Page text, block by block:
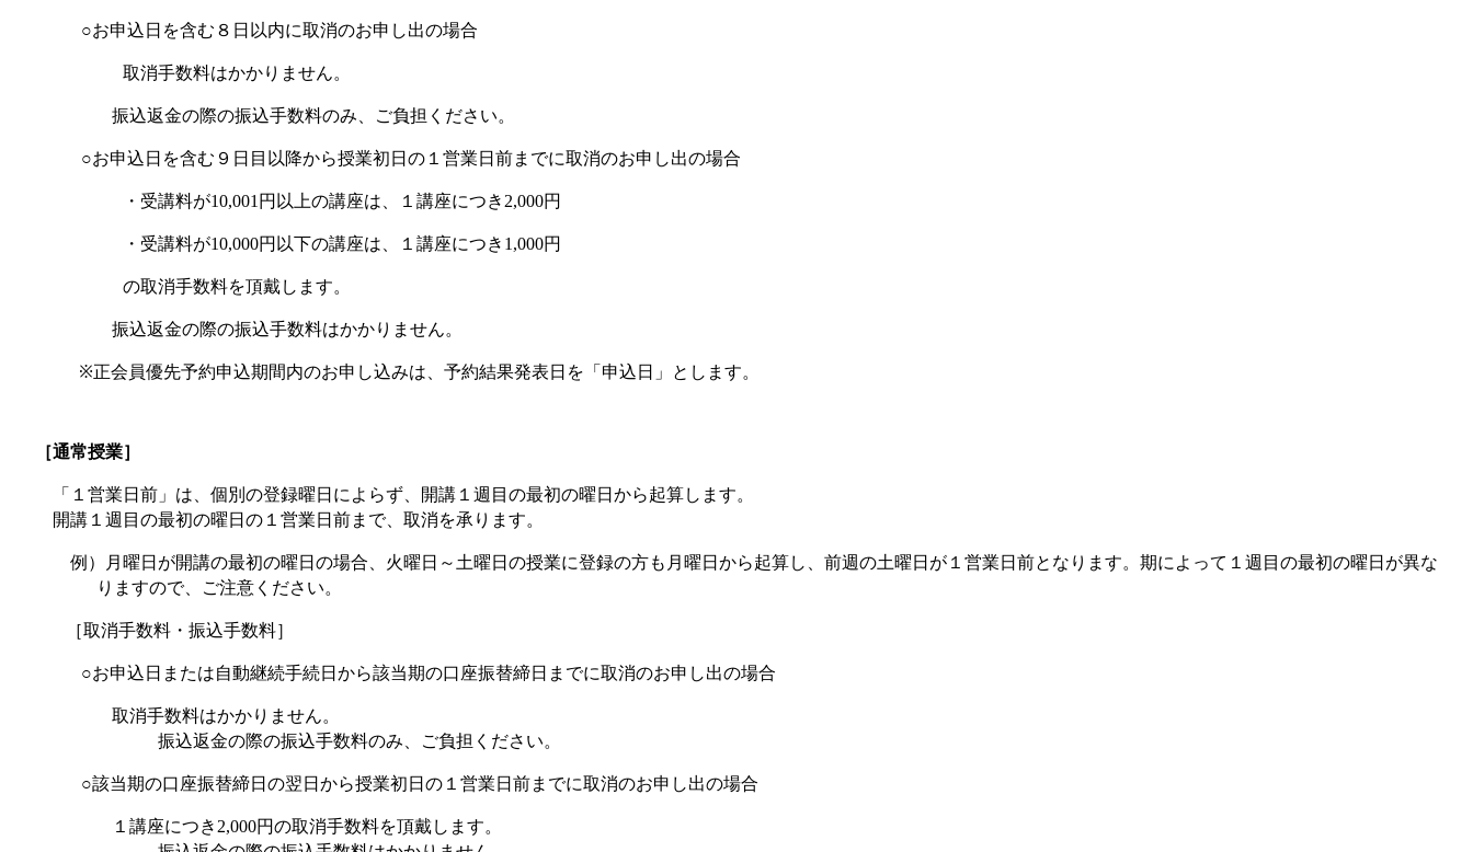
○お申込日を含む８日以内に取消のお申し出の場合
取消手数料はかかりません。
振込返金の際の振込手数料のみ、ご負担ください。
○お申込日を含む９日目以降から授業初日の１営業日前までに取消のお申し出の場合
・受講料が10,001 円以上の講座は、１講座につき 2,000円
・受講料が10,000円以下の講座は、１講座につき 1,000円
の取消手数料を頂戴します。
振込返金の際の振込手数料はかかりません。
※正会員優先予約申込期間内のお申し込みは、予約結果発表日を「申込日」とします。
［通常授業］
「１営業日前」は、個別の登録曜日によらず、開講１週目の最初の曜日から起算します。
開講１週目の最初の曜日の１営業日前まで、取消を承ります。
例）月曜日が開講の最初の曜日の場合、火曜日～土曜日の授業に登録の方も月曜日から起算し、前週の土曜日が１営業日前となります。期によって１週目の最初の曜日が異な
りますので、ご注意ください。
［取消手数料・振込手数料］
○お申込日または自動継続手続日から該当期の口座振替締日までに取消のお申し出の場合
取消手数料はかかりません。
振込返金の際の振込手数料のみ、ご負担ください。
○該当期の口座振替締日の翌日から授業初日の１営業日前までに取消のお申し出の場合
１講座につき 2,000円の取消手数料を頂戴します。